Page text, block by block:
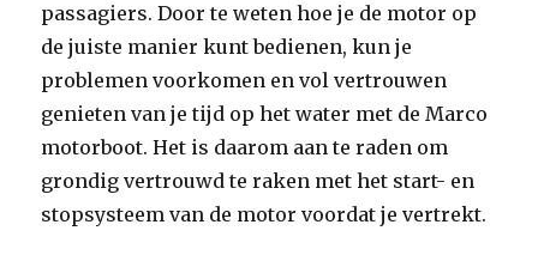
passagiers. Door te weten hoe je de motor op
de juiste manier kunt bedienen, kun je
problemen voorkomen en vol vertrouwen
genieten van je tijd op het water met de Marco
motorboot. Het is daarom aan te raden om
grondig vertrouwd te raken met het start- en
stopsysteem van de motor voordat je vertrekt.